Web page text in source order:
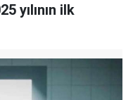
yılının ilk